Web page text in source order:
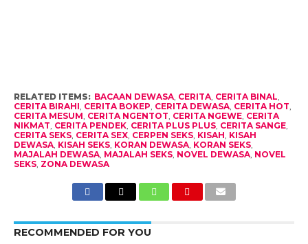
RELATED ITEMS: BACAAN DEWASA, CERITA, CERITA BINAL,
CERITA BIRAHI, CERITA BOKEP, CERITA DEWASA, CERITA HOT,
CERITA MESUM, CERITA NGENTOT, CERITA NGEWE, CERITA
NIKMAT, CERITA PENDEK, CERITA PLUS PLUS, CERITA SANGE,
CERITA SEKS, CERITA SEX, CERPEN SEKS, KISAH, KISAH
DEWASA, KISAH SEKS, KORAN DEWASA, KORAN SEKS,
MAJALAH DEWASA, MAJALAH SEKS, NOVEL DEWASA, NOVEL
SEKS, ZONA DEWASA
RECOMMENDED FOR YOU